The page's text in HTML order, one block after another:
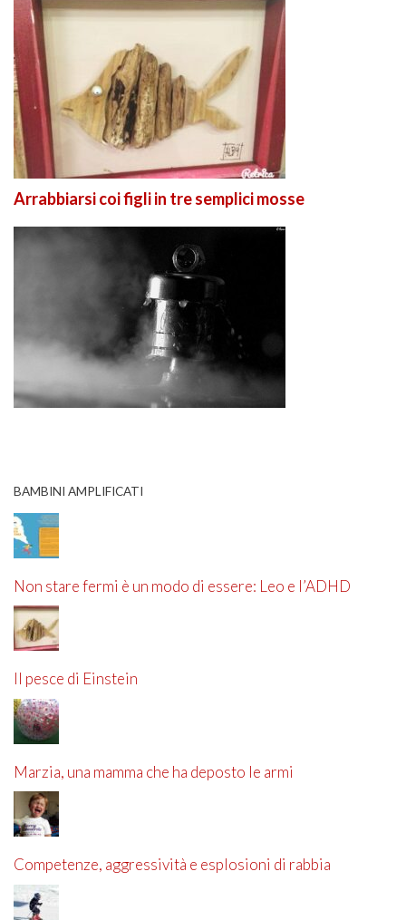
Arrabbiarsi coi figli in tre semplici mosse
BAMBINI AMPLIFICATI
Non stare fermi è un modo di essere: Leo e l’ADHD
Il pesce di Einstein
Marzia, una mamma che ha deposto le armi
Competenze, aggressività e esplosioni di rabbia